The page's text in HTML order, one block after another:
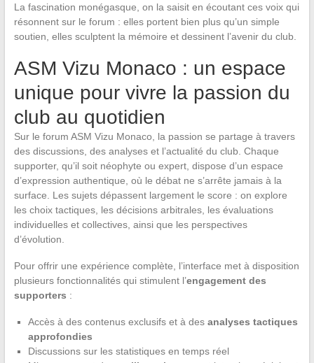
La fascination monégasque, on la saisit en écoutant ces voix qui
résonnent sur le forum : elles portent bien plus qu’un simple
soutien, elles sculptent la mémoire et dessinent l’avenir du club.
ASM Vizu Monaco : un espace
unique pour vivre la passion du
club au quotidien
Sur le forum ASM Vizu Monaco, la passion se partage à travers
des discussions, des analyses et l’actualité du club. Chaque
supporter, qu’il soit néophyte ou expert, dispose d’un espace
d’expression authentique, où le débat ne s’arrête jamais à la
surface. Les sujets dépassent largement le score : on explore
les choix tactiques, les décisions arbitrales, les évaluations
individuelles et collectives, ainsi que les perspectives
d’évolution.
Pour offrir une expérience complète, l’interface met à disposition
plusieurs fonctionnalités qui stimulent l’engagement des
supporters :
Accès à des contenus exclusifs et à des analyses tactiques
approfondies
Discussions sur les statistiques en temps réel